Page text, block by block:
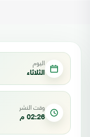
اليوم
الثلاثاء
وقت النشر
02:26 م